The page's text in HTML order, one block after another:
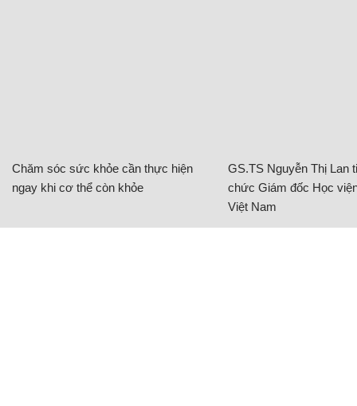
Chăm sóc sức khỏe cần thực hiện
ngay khi cơ thể còn khỏe
GS.TS Nguyễn Thị Lan
chức Giám đốc Học
Việt Nam